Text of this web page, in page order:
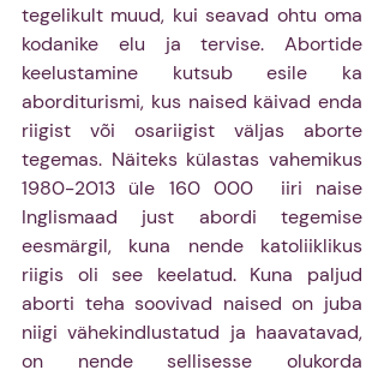
tegelikult muud, kui seavad ohtu oma
kodanike elu ja tervise. Abortide
keelustamine kutsub esile ka
aborditurismi, kus naised käivad enda
riigist või osariigist väljas aborte
tegemas. Näiteks külastas vahemikus
1980-2013 üle 160 000  iiri naise
Inglismaad just abordi tegemise
eesmärgil, kuna nende katoliiklikus
riigis oli see keelatud. Kuna paljud
aborti teha soovivad naised on juba
niigi vähekindlustatud ja haavatavad,
on nende sellisesse olukorda